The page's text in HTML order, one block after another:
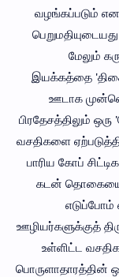
வழங்கப்படும்
மேலும்
இயக்கத்தை
ஊடாக
பிரதேசத்திலும்
வசதிகளை
பாரிய கோப்
கடன் தொகையை,
எடுப்போம்
ஊழியர்களுக்குத்
உள்ளிட்ட
பொருளாதாரத்தின்